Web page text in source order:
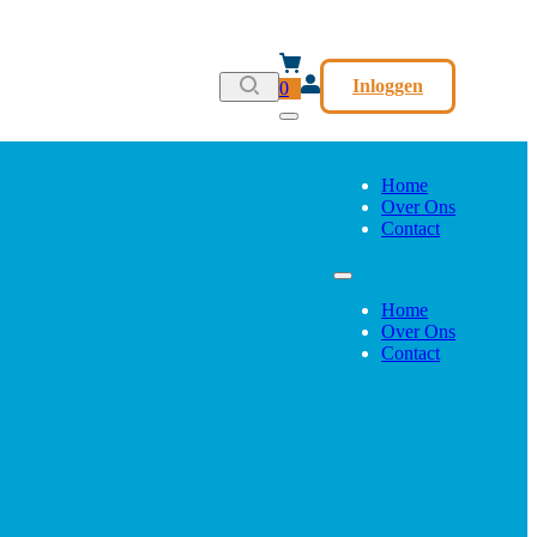
0 Inloggen
Home
Over Ons
Contact
Home
Over Ons
Contact